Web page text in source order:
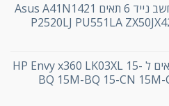
סוללה חליפית למחשב נייד 6 תאים Asus A41N1421
P2520LJ PU551LA
סוללה חליפית 6 תאים ל HP Envy x360 LK03XL 15-
BQ 15M-BQ 15-CN 15M-